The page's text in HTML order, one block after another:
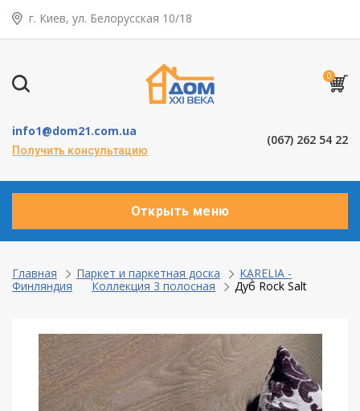
г. Киев, ул. Белорусская 10/18
(067) 262 54 22
info1@dom21.com.ua
Получить консультацию
0
Открыть меню
Главная Паркет и паркетная доска
KARELIA -
Финляндия
Коллекция 3 полосная Дуб Rock Salt
← Назад
Пластиковые окна
Алюминевые окна
Двери межкомнатные
Ламинат
Виниловое покрытие